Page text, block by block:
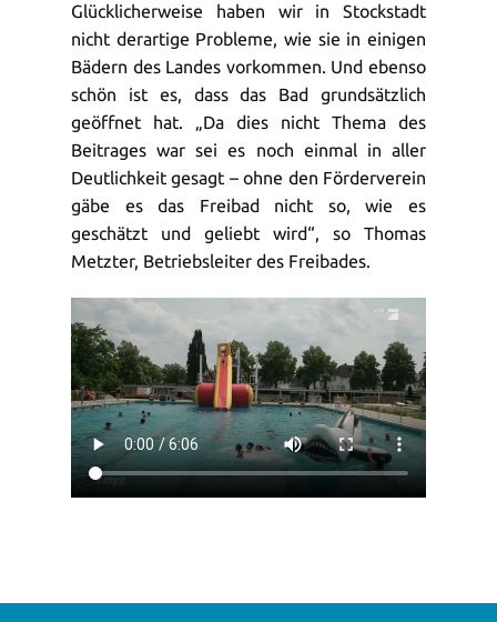
Glücklicherweise haben wir in Stockstadt
nicht derartige Probleme, wie sie in einigen
Bädern des Landes vorkommen. Und ebenso
schön ist es, dass das Bad grundsätzlich
geöffnet hat. „Da dies nicht Thema des
Beitrages war sei es noch einmal in aller
Deutlichkeit gesagt – ohne den Förderverein
gäbe es das Freibad nicht so, wie es
geschätzt und geliebt wird“, so Thomas
Metzter, Betriebsleiter des Freibades.